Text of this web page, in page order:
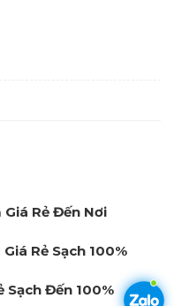
Rẻ Đến Nơi
Rẻ Sạch 100%
Sạch Đến 100%